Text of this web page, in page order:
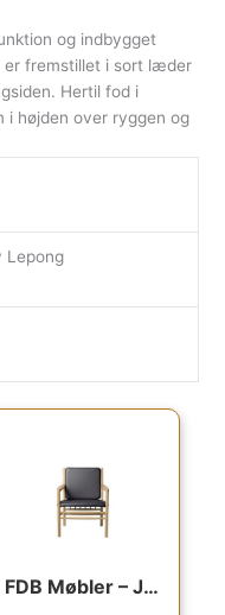
og indbygget
er fremstillet i sort læder
Hertil fod i
i højden over ryggen og
Lepong
19,799.00kr..
pris er:
FDB Møbler – J147 lænestol – Sort læder : Erling Christensen Møbler
Den oprindelige pris
Den